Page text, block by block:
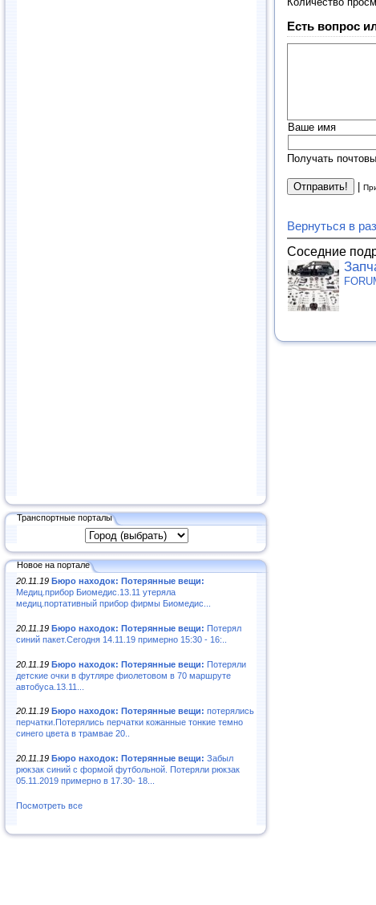
Транспортные порталы
Новое на портале
20.11.19 Бюро находок: Потерянные вещи:
Медиц.прибор Биомедис.13.11 утеряла
медиц.портативный прибор фирмы Биомедис...
20.11.19 Бюро находок: Потерянные вещи: Потерял
синий пакет.Сегодня 14.11.19 примерно 15:30 - 16:..
20.11.19 Бюро находок: Потерянные вещи: Потеряли
детские очки в футляре фиолетовом в 70 маршруте
автобуса.13.11...
20.11.19 Бюро находок: Потерянные вещи: потерялись
перчатки.Потерялись перчатки кожанные тонкие темно
синего цвета в трамвае 20..
20.11.19 Бюро находок: Потерянные вещи: Забыл
рюкзак синий с формой футбольной. Потеряли рюкзак
05.11.2019 примерно в 17.30- 18...
Посмотреть все
Есть вопрос
Ваше имя
Получать
Вернуться в
Соседние